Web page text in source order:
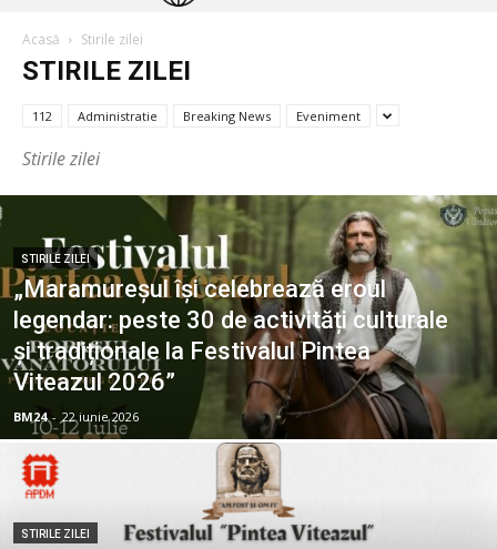
Acasă Stirile zilei
STIRILE ZILEI
112 Administratie Breaking News Eveniment
Stirile zilei
STIRILE ZILEI
„Maramureșul își celebrează eroul
legendar: peste 30 de activități culturale
și tradiționale la Festivalul Pintea
Viteazul 2026”
BM24 - 22 iunie 2026
STIRILE ZILEI